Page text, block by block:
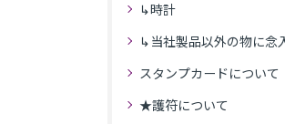
↳時計
↳当社製品以外の物に念
スタンプカードについて
★護符について